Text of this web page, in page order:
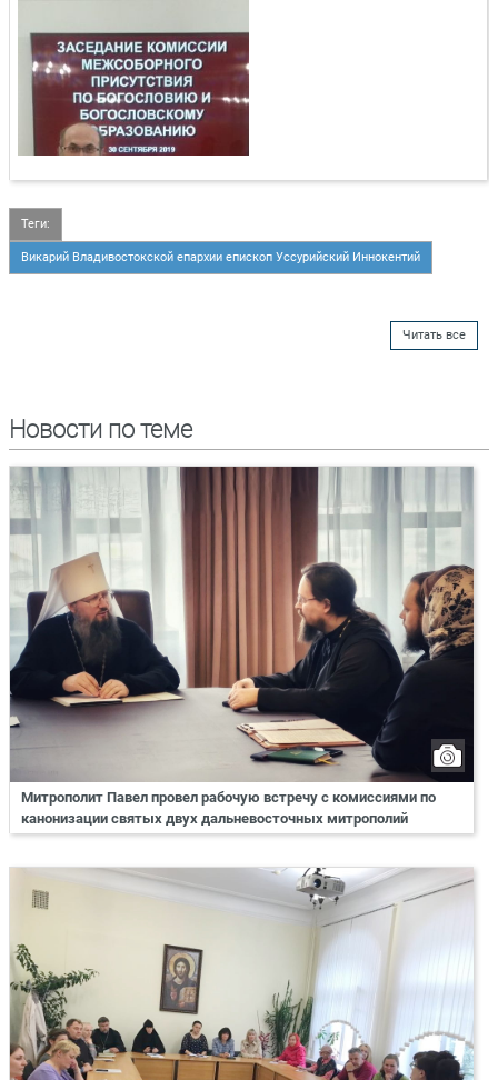
Теги:
Викарий Владивостокской епархии епископ Уссурийский Иннокентий
Читать все
Новости по теме
Митрополит Павел провел рабочую встречу с комиссиями по
канонизации святых двух дальневосточных митрополий